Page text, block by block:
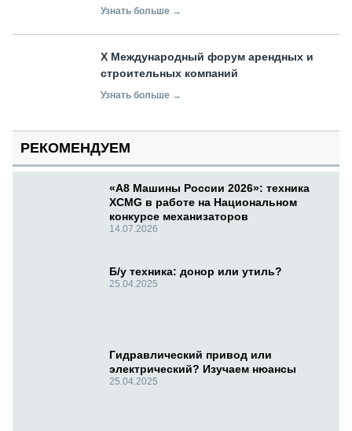
Узнать больше →
X Международный форум арендных и
строительных компаний
Узнать больше →
РЕКОМЕНДУЕМ
«А8 Машины России 2026»: техника
XCMG в работе на Национальном
конкурсе механизаторов
14.07.2026
Б/у техника: донор или утиль?
25.04.2025
Гидравлический привод или
электрический? Изучаем нюансы
25.04.2025